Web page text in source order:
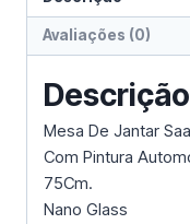
Avaliações (0)
Descrição
Mesa De Jantar
Com Pintura
75Cm.
Nano Glass